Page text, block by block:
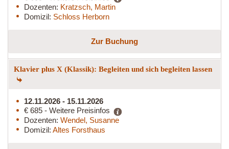
Dozenten: Kratzsch, Martin
Domizil: Schloss Herborn
Zur Buchung
Klavier plus X (Klassik): Begleiten und sich begleiten lassen
12.11.2026 - 15.11.2026
€ 685 - Weitere Preisinfos
Dozenten: Wendel, Susanne
Domizil: Altes Forsthaus